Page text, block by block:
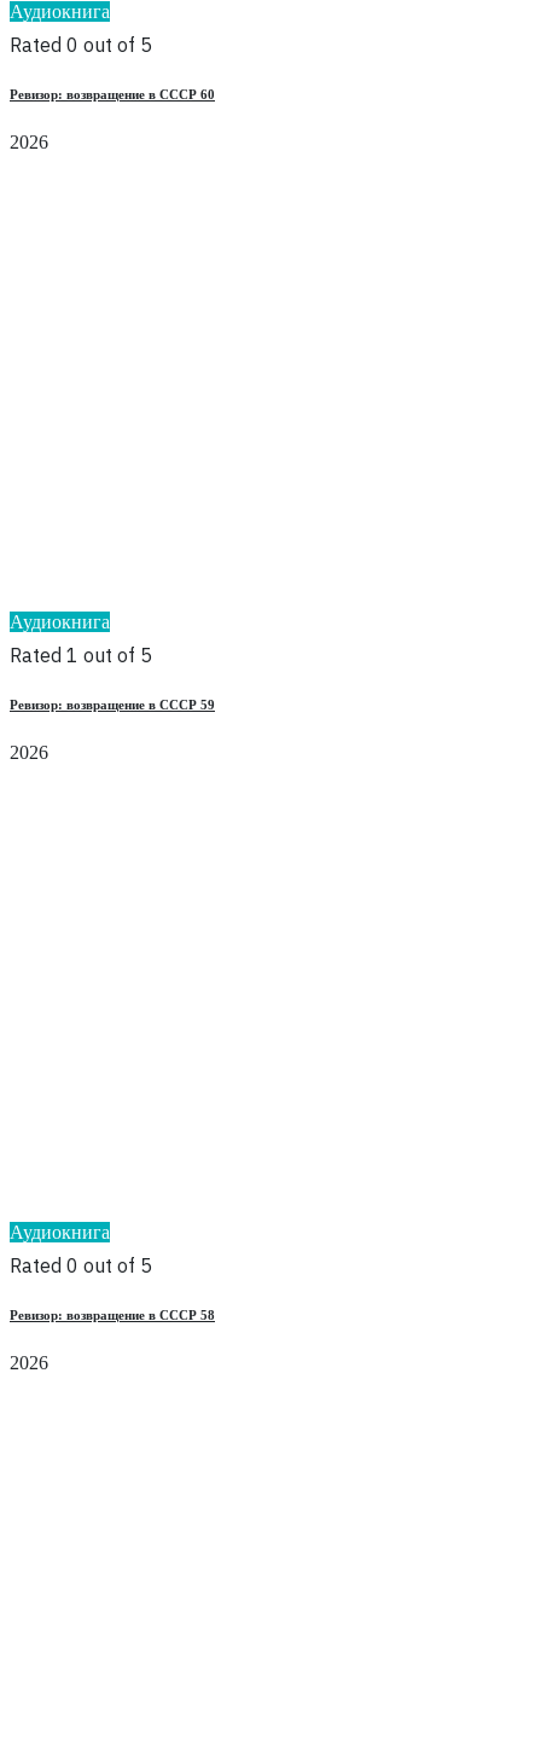
Аудиокнига
Rated 0 out of 5
Ревизор: возвращение в СССР 60
2026
Аудиокнига
Rated 1 out of 5
Ревизор: возвращение в СССР 59
2026
Аудиокнига
Rated 0 out of 5
Ревизор: возвращение в СССР 58
2026